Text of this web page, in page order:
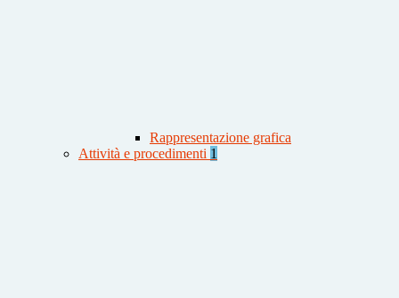
Rappresentazione grafica
Attività e procedimenti 1